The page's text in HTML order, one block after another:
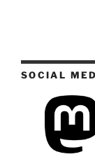
SOCIAL